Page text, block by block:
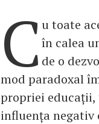
C u toate
în calea
de o
mod paradoxal
propriei educații,
influența negativ